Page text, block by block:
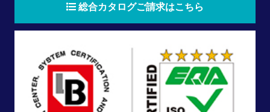
総合カタログご請求はこちら